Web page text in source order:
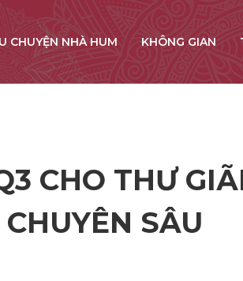
CHUYỆN NHÀ HUM KHÔNG GIAN
CHO THƯ
SÂU